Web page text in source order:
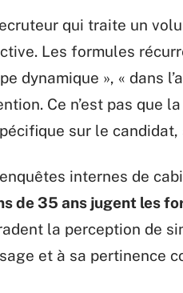
qui traite un
Les formules
dynamique », « dans
Ce n’est pas que
sur le
internes de
de 35 ans jugent les
la perception de
et à sa pertinence